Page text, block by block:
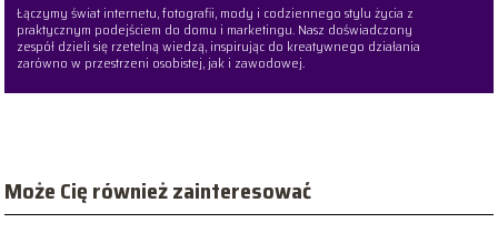
Łączymy świat internetu, fotografii, mody i codziennego stylu życia z
praktycznym podejściem do domu i marketingu. Nasz doświadczony
zespół dzieli się rzetelną wiedzą, inspirując do kreatywnego działania
zarówno w przestrzeni osobistej, jak i zawodowej.
Może Cię również zainteresować